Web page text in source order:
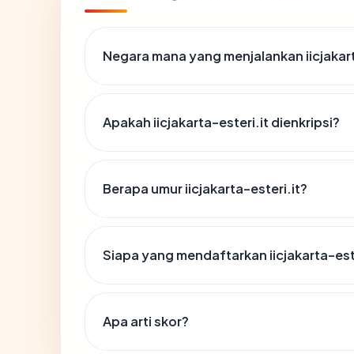
Negara mana yang menjalankan
Apakah iicjakarta-esteri.it dienkripsi?
Berapa umur iicjakarta-esteri.it?
Siapa yang mendaftarkan iicjakarta-
Apa arti skor?